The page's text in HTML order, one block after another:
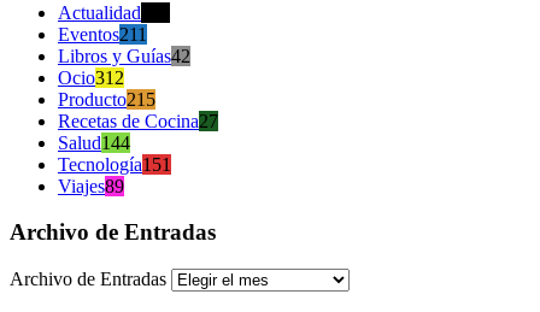
Actualidad
Eventos211
Libros y Guías42
Ocio312
Producto215
Recetas de Cocina27
Salud144
Tecnología151
Viajes89
Archivo de Entradas
Archivo de Entradas